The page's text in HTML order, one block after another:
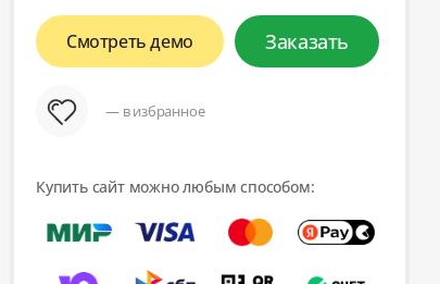
Смотреть демо Заказать
— в избранное
Купить сайт можно любым способом: